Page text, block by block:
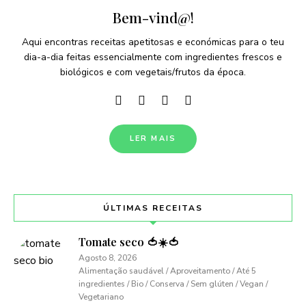
Bem-vind@!
Aqui encontras receitas apetitosas e económicas para o teu
dia-a-dia feitas essencialmente com ingredientes frescos e
biológicos e com vegetais/frutos da época.
LER MAIS
ÚLTIMAS RECEITAS
Tomate seco 🍅☀️🍅
Agosto 8, 2026
Alimentação saudável / Aproveitamento / Até 5
ingredientes / Bio / Conserva / Sem glúten / Vegan /
Vegetariano